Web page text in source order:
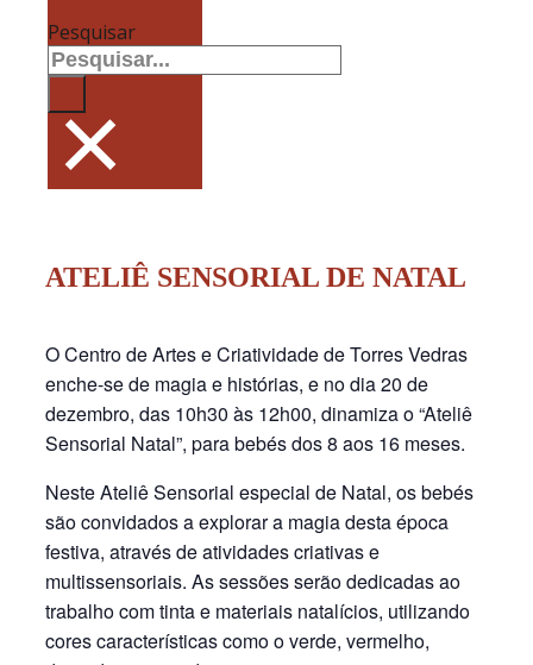
Pesquisar
×
ATELIÊ SENSORIAL DE NATAL
O Centro de Artes e Criatividade de Torres Vedras
enche-se de magia e histórias, e no dia 20 de
dezembro, das 10h30 às 12h00, dinamiza o “Ateliê
Sensorial Natal”, para bebés dos 8 aos 16 meses.
Neste Ateliê Sensorial especial de Natal, os bebés
são convidados a explorar a magia desta época
festiva, através de atividades criativas e
multissensoriais. As sessões serão dedicadas ao
trabalho com tinta e materiais natalícios, utilizando
cores características como o verde, vermelho,